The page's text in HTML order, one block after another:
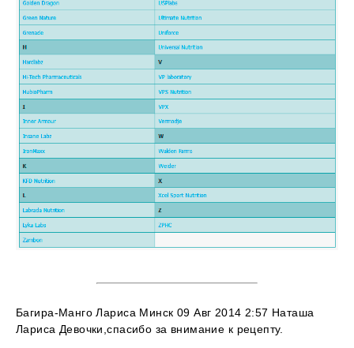
Багира-Манго Лариса Минск 09 Авг 2014 2:57 Наташа
Лариса Девочки,спасибо за внимание к рецепту.